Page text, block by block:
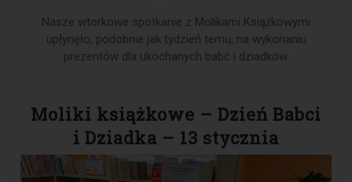
Nasze wtorkowe spotkanie z Molikami Książkowymi
upłynęło, podobnie jak tydzień temu, na wykonaniu
prezentów dla ukochanych babć i dziadków.
Moliki książkowe – Dzień Babci
i Dziadka – 13 stycznia